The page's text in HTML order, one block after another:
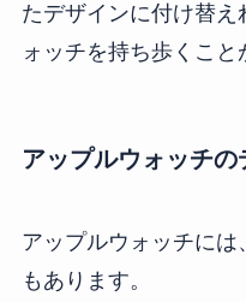
たデザインに付け替
ォッチを持ち歩くこと
アップルウォッチの
アップルウォッチには
もあります。